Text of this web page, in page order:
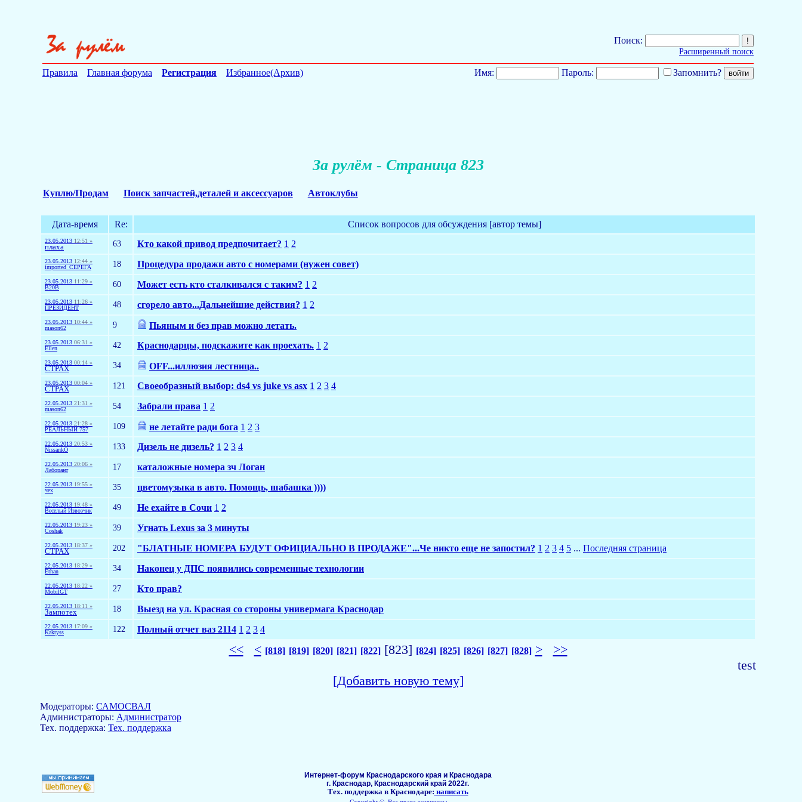
Поиск:
Расширенный поиск
Правила Главная форума Регистрация Избранное(Архив) Имя: Пароль: Запомнить?
За рулём - Страница 823
Куплю/Продам Поиск запчастей,деталей и аксессуаров Автоклубы
Дата-время Re: Список вопросов для обсуждения [автор темы]
23.05.2013 12:51 »
плаха 63 Кто какой привод предпочитает? 1 2
23.05.2013 12:44 »
imported_СЕРЕГА
18 Процедура продажи авто с номерами (нужен совет)
23.05.2013 11:29 »
B20B
60 Может есть кто сталкивался с таким? 1 2
23.05.2013 11:26 »
ПРЕЗИДЕНТ
48 сгорело авто...Дальнейшие действия? 1 2
23.05.2013 10:44 »
mason62
9 Пьяным и без прав можно летать.
23.05.2013 06:31 »
Ellen
42 Краснодарцы, подскажите как проехать. 1 2
23.05.2013 00:14 »
CTPAX 34 OFF...иллюзия лестница..
23.05.2013 00:04 »
CTPAX 121 Своеобразный выбор: ds4 vs juke vs asx 1 2 3 4
22.05.2013 21:31 »
mason62
54 Забрали права 1 2
22.05.2013 21:28 »
РЕАЛЬНЫЙ 757
109 не летайте ради бога 1 2 3
22.05.2013 20:53 »
NissankO
133 Дизель не дизель? 1 2 3 4
22.05.2013 20:06 »
Лаборант
17 каталожные номера зч Логан
22.05.2013 19:55 »
чех
35 цветомузыка в авто. Помощь, шабашка ))))
22.05.2013 19:48 »
Веселый Извозчик
49 Не ехайте в Сочи 1 2
22.05.2013 19:23 »
Coshak
39 Угнать Lexus за 3 минуты
22.05.2013 18:37 »
CTPAX 202 "БЛАТНЫЕ НОМЕРА БУДУТ ОФИЦИАЛЬНО В ПРОДАЖЕ"...Че никто еще не запостил? 1 2 3 4 5 ... Последняя страница
22.05.2013 18:29 »
Ethan
34 Наконец у ДПС появились современные технологии
22.05.2013 18:22 »
MobilGT
27 Кто прав?
22.05.2013 18:11 »
Зампотех 18 Выезд на ул. Красная со стороны универмага Краснодар
22.05.2013 17:09 »
Kaktyss
122 Полный отчет ваз 2114 1 2 3 4
<< < [818] [819] [820] [821] [822][823] [824] [825] [826] [827] [828] >
>>
test
[Добавить новую тему]
Модераторы: САМОСВАЛ
Aдминистраторы: Администратор
Тех. поддержка: Тех. поддержка
Интернет-форум Краснодарского края и Краснодара
г. Краснодар, Краснодарский край 2022г.
Тех. поддержка в Краснодаре: написать